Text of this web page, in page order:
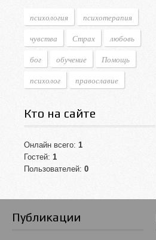
психология
психотерапия
чувства
Страх
любовь
бог
обучение
Помощь
психолог
православие
Кто на сайте
Онлайн всего: 1
Гостей: 1
Пользователей: 0
Публикации